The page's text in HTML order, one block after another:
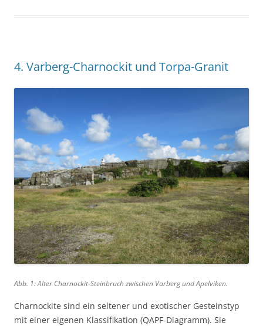
4. Varberg-Charnockit und Torpa-Granit
Abb. 1: Alter Charnockit-Steinbruch zwischen Varberg und Apelviken.
Charnockite sind ein seltener und exotischer Gesteinstyp
mit einer eigenen Klassifikation (QAPF-Diagramm). Sie